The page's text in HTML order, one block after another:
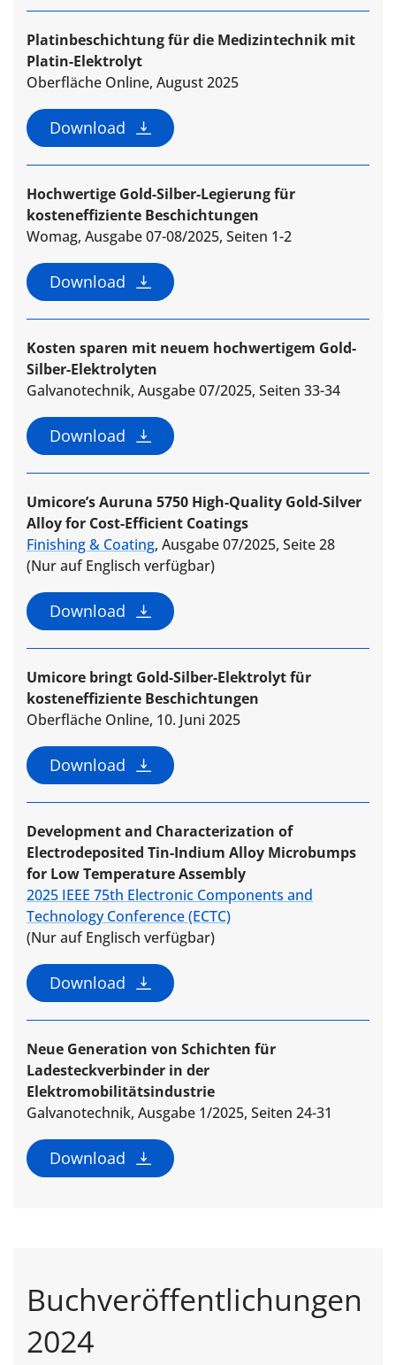
Platinbeschichtung für die Medizintechnik mit
Platin-Elektrolyt
Oberfläche Online, August 2025
Download
Hochwertige Gold-Silber-Legierung für
kosteneffiziente Beschichtungen
Womag, Ausgabe 07-08/2025, Seiten 1-2
Download
Kosten sparen mit neuem hochwertigem Gold-
Silber-Elektrolyten
Galvanotechnik, Ausgabe 07/2025, Seiten 33-34
Download
Umicore’s Auruna 5750 High-Quality Gold-Silver
Alloy for Cost-Efficient Coatings
Finishing & Coating, Ausgabe 07/2025, Seite 28
(Nur auf Englisch verfügbar)
Download
Umicore bringt Gold-Silber-Elektrolyt für
kosteneffiziente Beschichtungen
Oberfläche Online, 10. Juni 2025
Download
Development and Characterization of
Electrodeposited Tin-Indium Alloy Microbumps
for Low Temperature Assembly
2025 IEEE 75th Electronic Components and
Technology Conference (ECTC)
(Nur auf Englisch verfügbar)
Download
Neue Generation von Schichten für
Ladesteckverbinder in der
Elektromobilitätsindustrie
Galvanotechnik, Ausgabe 1/2025, Seiten 24-31
Download
Buchveröffentlichungen
2024